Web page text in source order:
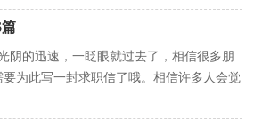
阴的迅速，一眨眼就过去了，相信很多朋
为此写一封求职信了哦。相信许多人会觉
小编为大家收集的服装设计...